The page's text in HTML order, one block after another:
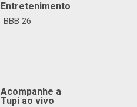
Entretenimento
BBB 26
Acompanhe a
Tupi ao vivo